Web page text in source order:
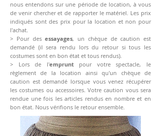
nous entendons sur une période de location, à vous
de venir chercher et de rapporter le matériel. Les prix
indiqués sont des prix pour la location et non pour
l'achat.
> Pour desessayages, un chèque de caution est
demandé (il sera rendu lors du retour si tous les
costumes sont en bon état et tous rendus).
> Lors de l'empruntpour votre spectacle, le
règlement de la location ainsi qu'un chèque de
caution est demandé lorsque vous venez récupérer
les costumes ou accessoires. Votre caution vous sera
rendue une fois les articles rendus en nombre et en
bon état. Nous vérifions le retour ensemble.